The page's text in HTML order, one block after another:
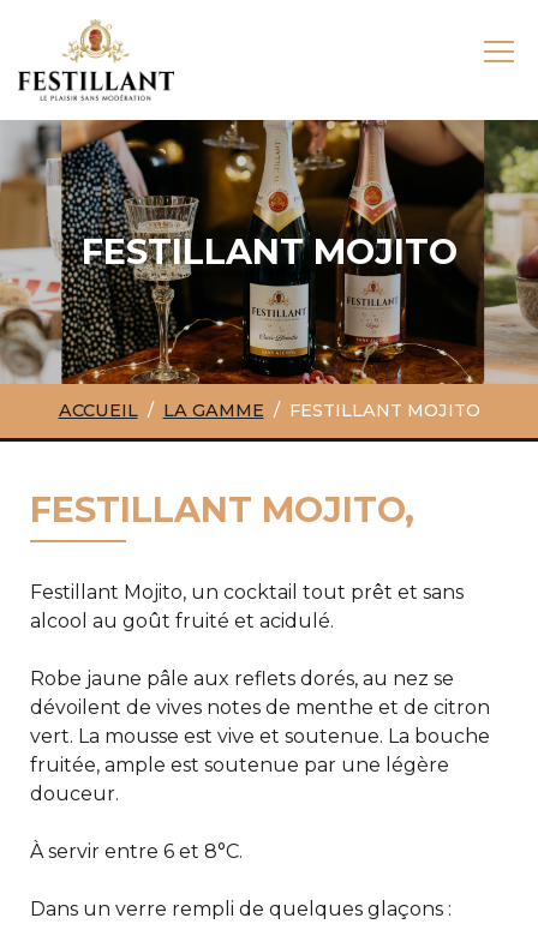
FESTILLANT MOJITO
ACCUEIL LA GAMME FESTILLANT MOJITO
FESTILLANT MOJITO,
Festillant Mojito, un cocktail tout prêt et sans
alcool au goût fruité et acidulé.
Robe jaune pâle aux reflets dorés, au nez se
dévoilent de vives notes de menthe et de citron
vert. La mousse est vive et soutenue. La bouche
fruitée, ample est soutenue par une légère
douceur.
À servir entre 6 et 8°C.
Dans un verre rempli de quelques glaçons :